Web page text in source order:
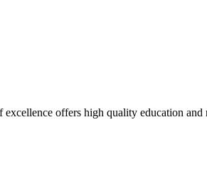
offers high quality education and